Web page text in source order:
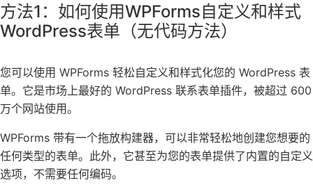
方法1：如何使用WPForms自定义和样式
WordPress表单（无代码方法）
您可以使用 WPForms 轻松自定义和样式化您的 WordPress 表
单。它是市场上最好的 WordPress 联系表单插件，被超过 600
万个网站使用。
WPForms 带有一个拖放构建器，可以非常轻松地创建您想要的
任何类型的表单。此外，它甚至为您的表单提供了内置的自定义
选项，不需要任何编码。